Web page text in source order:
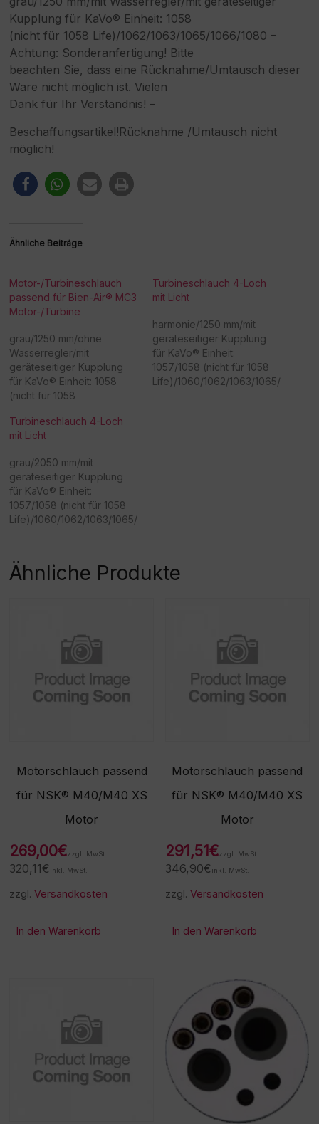
Kupplung für KaVo® Einheit: 1058
(nicht für 1058 Life)/1062/1063/1065/1066/1080 –
Achtung: Sonderanfertigung! Bitte
beachten Sie, dass eine Rücknahme/Umtausch dieser
Ware nicht möglich ist. Vielen
Dank für Ihr Verständnis! –
Beschaffungsartikel!Rücknahme /Umtausch nicht
möglich!
Ähnliche Beiträge
Motor-/Turbineschlauch
passend für Bien-Air® MC3
Motor-/Turbine
grau/1250 mm/ohne
Wasserregler/mit
geräteseitiger Kupplung
für KaVo® Einheit: 1058
(nicht für 1058
1080 - Achtung:
Sonderanfertigung! Bitte
Rücknahme/Umtausch
dieser Ware nicht möglich
ist. Vielen Dank für Ihr
Verständnis! -
Beschaffungsartikel!Rückn
Turbineschlauch 4-Loch
mit Licht
harmonie/1250 mm/mit
geräteseitiger Kupplung
für KaVo® Einheit:
1057/1058 (nicht für 1058
Life)/1060/1062/1063/1065/
Turbineschlauch 4-Loch
mit Licht
grau/2050 mm/mit
geräteseitiger Kupplung
für KaVo® Einheit:
1057/1058 (nicht für 1058
Life)/1060/1062/1063/1065/
Sonderanfertigung! Bitte
beachten Sie, dass eine
Beschaffungsartikel!Rückn
ahme /Umtausch nicht
möglich!
Ähnliche Produkte
Motorschlauch passend
für NSK® M40/M40 XS
Motor
269,00€zzgl. MwSt.
320,11€ inkl. MwSt.
zzgl.Versandkosten
In den Warenkorb
Motorschlauch passend
für NSK® M40/M40 XS
Motor
291,51€zzgl. MwSt.
346,90€ inkl. MwSt.
zzgl.Versandkosten
In den Warenkorb